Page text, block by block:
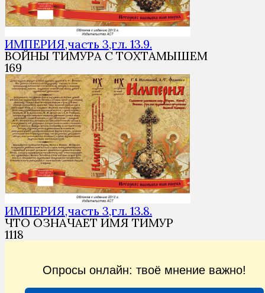
ИМПЕРИЯ,часть 3,гл. 13.9.
ВОЙНЫ ТИМУРА С ТОХТАМЫШЕМ
169
ИМПЕРИЯ,часть 3,гл. 13.8.
ЧТО ОЗНАЧАЕТ ИМЯ ТИМУР
1118
Опросы онлайн: твоё мнение важно!